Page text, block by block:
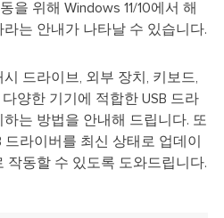
을 위해 Windows 11/10에서 해
라는 안내가 나타날 수 있습니다.
드라이브, 외부 장치, 키보드,
양한 기기에 적합한 USB 드라
는 방법을 안내해 드립니다. 또
드라이버를 최신 상태로 업데이
작동할 수 있도록 도와드립니다.